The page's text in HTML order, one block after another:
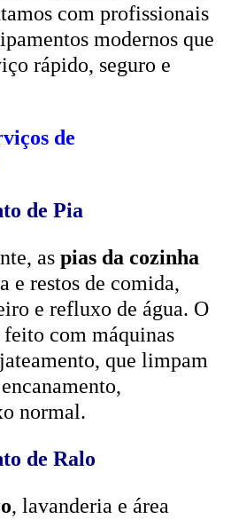
com profissionais
modernos que
rápido, seguro e
de
de Pia
as pias da cozinha
e restos de comida,
e refluxo de água. O
com máquinas
que limpam
normal.
de Ralo
, lavanderia e área